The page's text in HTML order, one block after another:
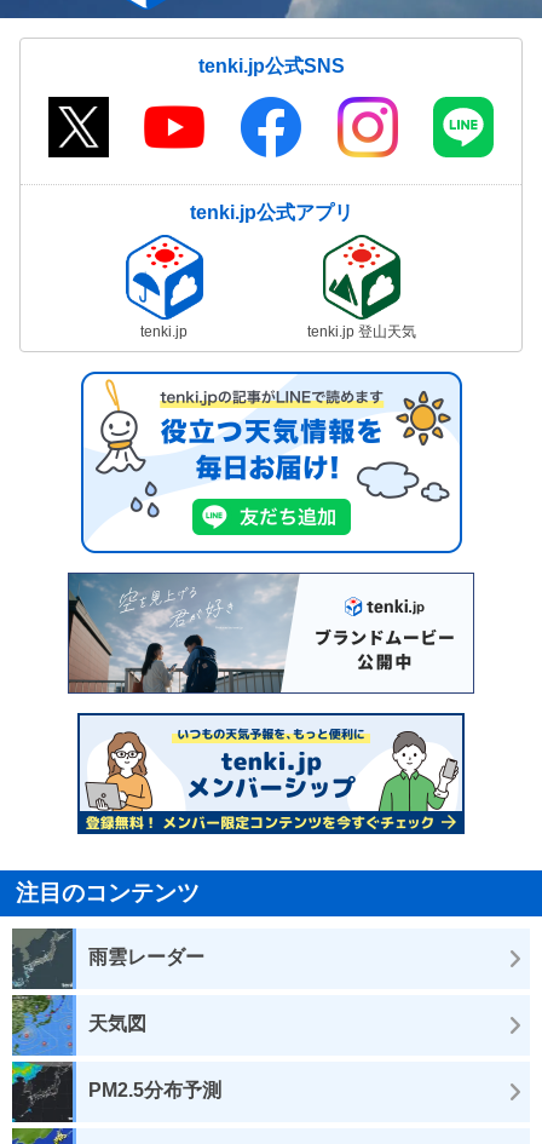
tenki.jp公式SNS
tenki.jp公式アプリ
tenki.jp tenki.jp 登山天気
注目のコンテンツ
雨雲レーダー
天気図
PM2.5分布予測